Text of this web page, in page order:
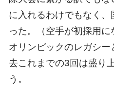
に入れるわけでもなく
った。（空手が初採用
オリンピックのレガシ
去これまでの3回は盛り
う。